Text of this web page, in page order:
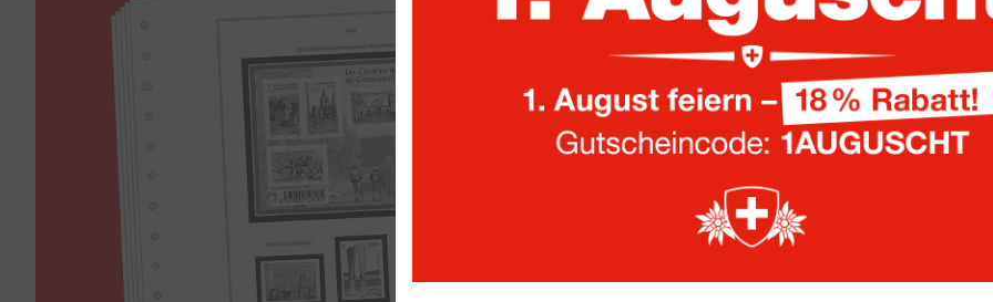
Artikelnummer:366834
13.90 Fr.
inkl. MwSt und zzgl.Versand
auf Lager, Lieferung in 4-8
Jahrgang:
1931-1989 1990-2009